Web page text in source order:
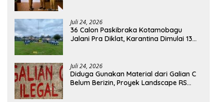
Juli 24, 2026
36 Calon Paskibraka Kotamobagu
Jalani Pra Diklat, Karantina Dimulai 13
Juli 24, 2026
Diduga Gunakan Material dari Galian C
Belum Berizin, Proyek Landscape RS